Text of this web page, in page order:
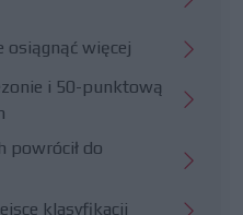
osiągnąć więcej
i 50-punktową
powrócił do
klasyfikacji